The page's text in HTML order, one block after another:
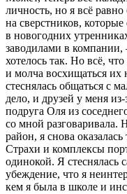
личность, но я всё
на сверстников,
в новогодних
заводилами в
хотелось так. Но всё,
и молча восхищаться их
стеснялась общаться с
дело, и друзей у меня
подруга Оля из
со мной разговаривала.
район, я снова
Страхи и комплексы
одинокой. Я стеснялась
убеждение, что я
кем я была в школе и